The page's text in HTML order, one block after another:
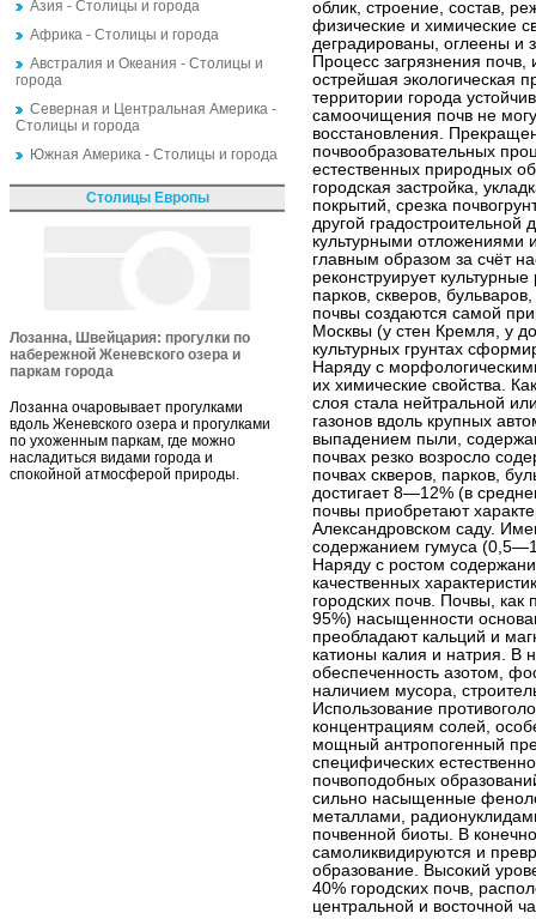
Азия - Столицы и города
Африка - Столицы и города
Австралия и Океания - Столицы и
города
Северная и Центральная Америка -
Столицы и города
Южная Америка - Столицы и города
Столицы Европы
Лозанна, Швейцария: прогулки по
набережной Женевского озера и
паркам города
Лозанна очаровывает прогулками
вдоль Женевского озера и прогулками
по ухоженным паркам, где можно
насладиться видами города и
спокойной атмосферой природы.
облик, строение, состав,
физические и химические
деградированы, оглеены и
Процесс загрязнения
острейшая экологическая
территории города
самоочищения почв не
восстановления.
почвообразовательных
естественных природных
городская застройка,
покрытий, срезка
другой градостроительной
культурными отложениями
главным образом за счёт
реконструирует
парков, скверов,
почвы создаются самой
Москвы (у стен Кремля, у
культурных грунтах
Наряду с
их химические свойства.
слоя стала нейтральной
газонов вдоль крупных
выпадением пыли,
почвах резко возросло
почвах скверов, парков,
достигает 8—12% (в
почвы приобретают
Александровском саду.
содержанием гумуса
Наряду с ростом
качественных
городских почв. Почвы,
95%) насыщенности
преобладают кальций и
катионы калия и натрия. В
обеспеченность азотом,
наличием мусора,
Использование
концентрациям солей,
мощный антропогенный
специфических
почвоподобных
сильно насыщенные
металлами,
почвенной биоты. В
самоликвидируются и
образование. Высокий
40% городских почв,
центральной и восточной